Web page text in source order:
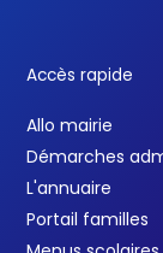
Accès rapide
Allo mairie
Démarches
L'annuaire
Portail familles